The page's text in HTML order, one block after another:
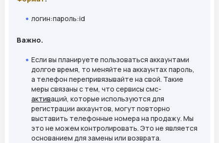
логин:пароль:id
Важно.
Если вы планируете пользоваться аккаунтами
долгое время, то меняйте на аккаунтах пароль,
а телефон перепривязывайте на свой. Такие
меры связаны с тем, что сервисы смс-
активаций, которые используются для
регистрации аккаунтов, могут повторно
выставить телефонные номера на продажу. Мы
это не можем контролировать. Это не является
основанием для замены или возврата.